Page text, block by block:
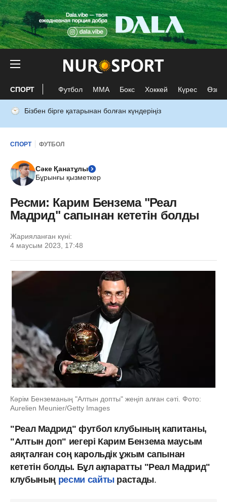
СПОРТ Футбол ММА Бокс Хоккей Күрес Өзге
Бізбен бірге қатарынан болған күндеріңіз
СПОРТ ФУТБОЛ
Сәке Қанатұлы
Бұрынғы қызметкер
Ресми: Карим Бензема "Реал
Мадрид" сапынан кететін болды
Жарияланған күні:
4 маусым 2023, 17:48
Кәрім Бенземаның "Алтын допты" жеңіп алған сәті. Фото:
Aurelien Meunier/Getty Images
"Реал Мадрид" футбол клубының капитаны,
"Алтын доп" иегері Карим Бензема маусым
аяқталған соң карольдік ұжым сапынан
кететін болды. Бұл ақпаратты "Реал Мадрид"
клубының ресми сайтырастады.